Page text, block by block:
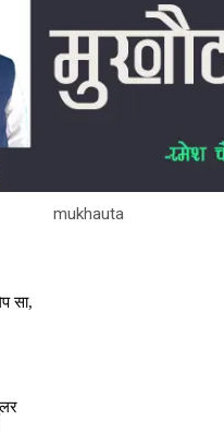
er
p
p
mukhauta
सा,